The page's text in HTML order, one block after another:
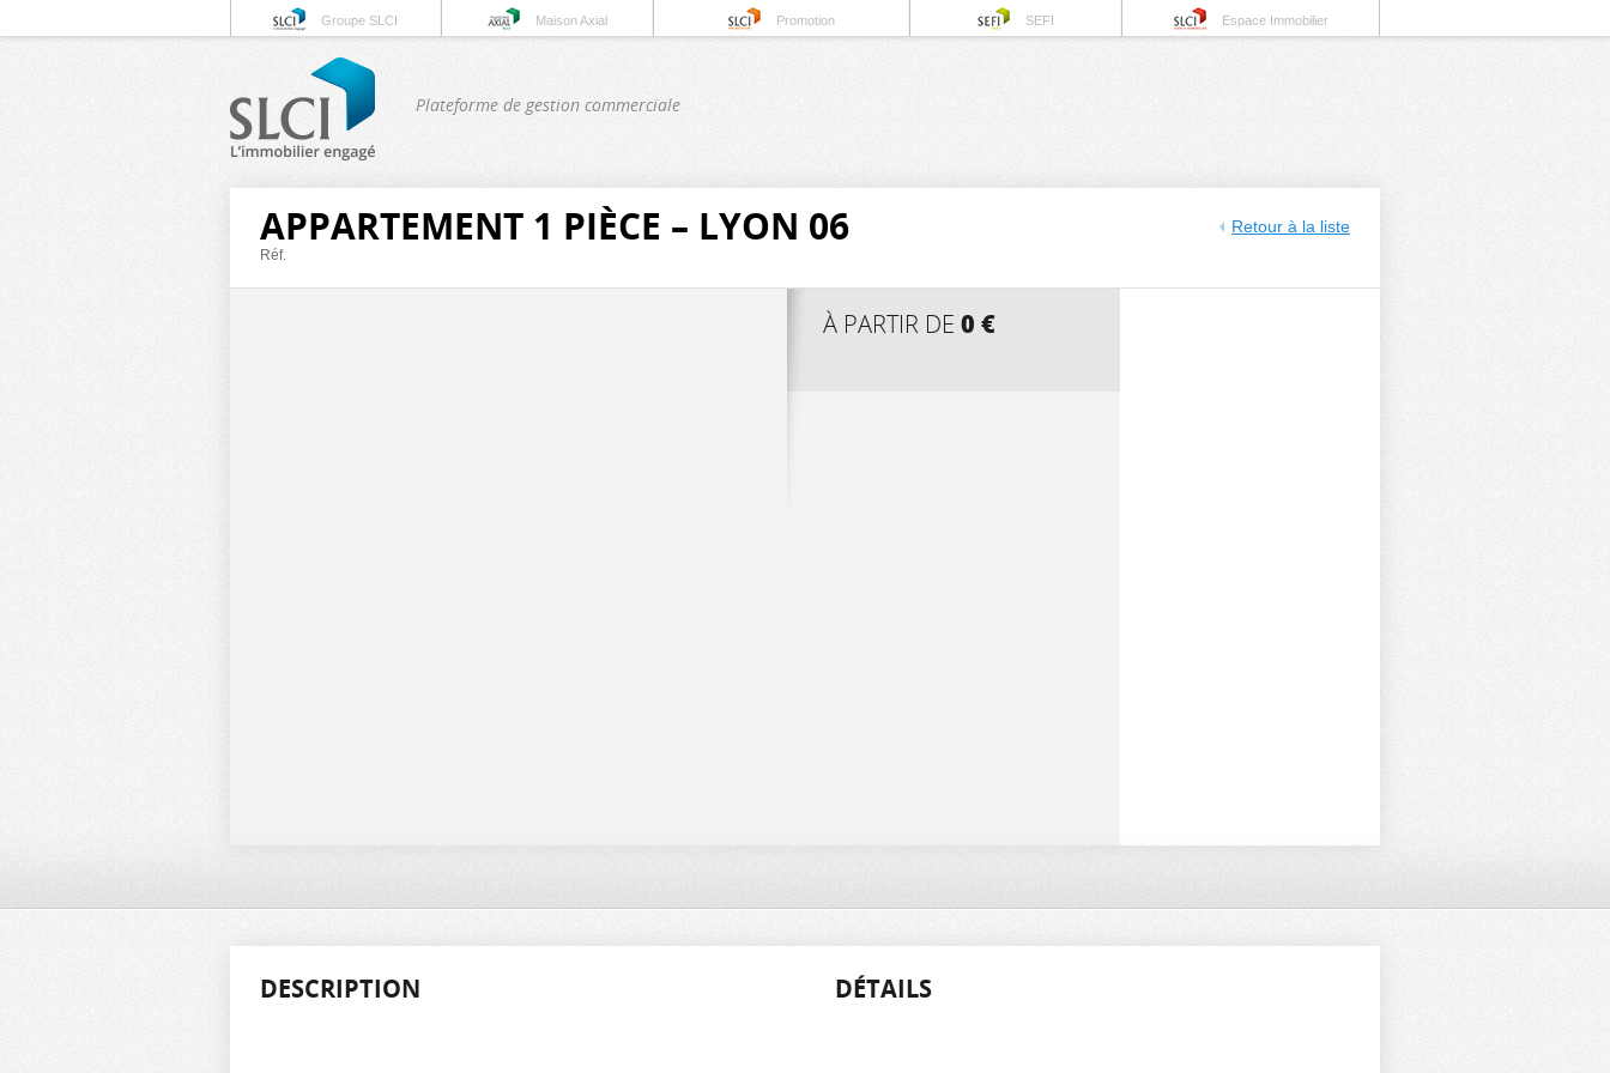
Groupe SLCI Maison Axial Promotion SEFI Espace Immobilier
Plateforme de gestion commerciale
APPARTEMENT 1 PIÈCE – LYON 06
Réf.
Retour à la liste
À PARTIR DE 0 €
DESCRIPTION DÉTAILS